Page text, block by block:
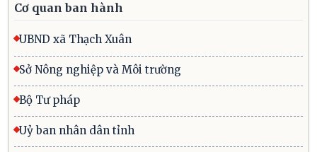
Cơ quan ban hành
UBND xã Thạch Xuân
Sở Nông nghiệp và Môi trường
Bộ Tư pháp
Uỷ ban nhân dân tỉnh